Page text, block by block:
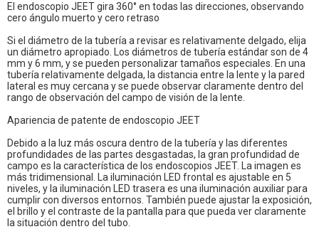
El endoscopio JEET gira 360° en todas las direcciones, observando
cero ángulo muerto y cero retraso
Si el diámetro de la tubería a revisar es relativamente delgado, elija
un diámetro apropiado. Los diámetros de tubería estándar son de 4
mm y 6 mm, y se pueden personalizar tamaños especiales. En una
tubería relativamente delgada, la distancia entre la lente y la pared
lateral es muy cercana y se puede observar claramente dentro del
rango de observación del campo de visión de la lente.
Apariencia de patente de endoscopio JEET
Debido a la luz más oscura dentro de la tubería y las diferentes
profundidades de las partes desgastadas, la gran profundidad de
campo es la característica de los endoscopios JEET. La imagen es
más tridimensional. La iluminación LED frontal es ajustable en 5
niveles, y la iluminación LED trasera es una iluminación auxiliar para
cumplir con diversos entornos. También puede ajustar la exposición,
el brillo y el contraste de la pantalla para que pueda ver claramente
la situación dentro del tubo.